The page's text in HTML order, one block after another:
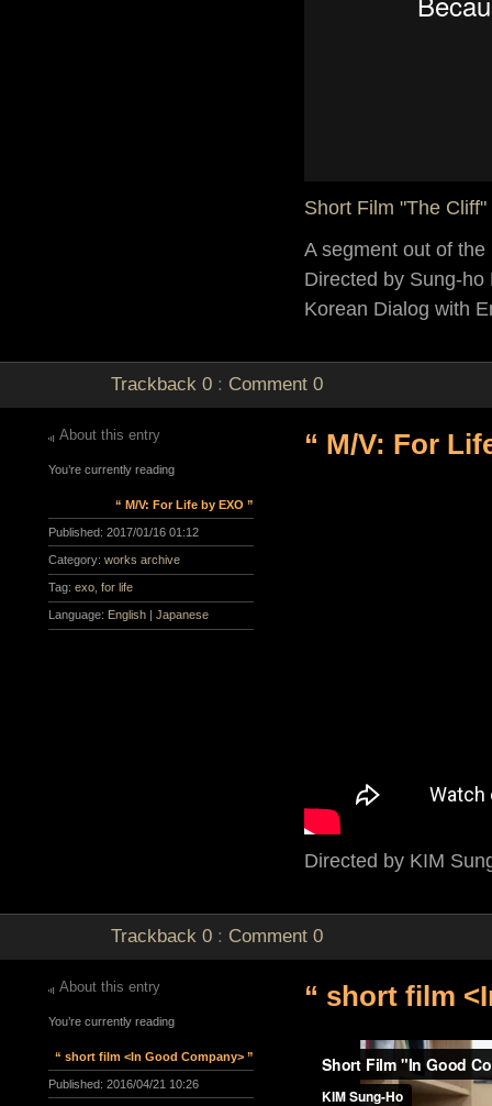
Short Film "The Cliff"
A segment out of
Directed by Sung-ho
Korean Dialog with
Trackback 0 : Comment0
“ M/V: For
Directed by KIM
About this entry
You’re currently reading
“ M/V: For Life by EXO ”
Published: 2017/01/16 01:12
Category: works archive
Tag: exo ,for life
Language: English |Japanese
Trackback 0 : Comment0
“ short film
About this entry
You’re currently reading
“ short film <In Good Company> ”
Published: 2016/04/21 10:26